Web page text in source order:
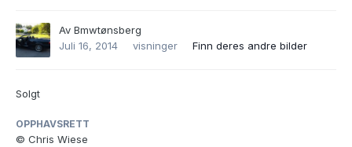
Av Bmwtønsberg
Juli 16, 2014
visninger Finn deres andre bilder
Solgt
OPPHAVSRETT
© Chris Wiese